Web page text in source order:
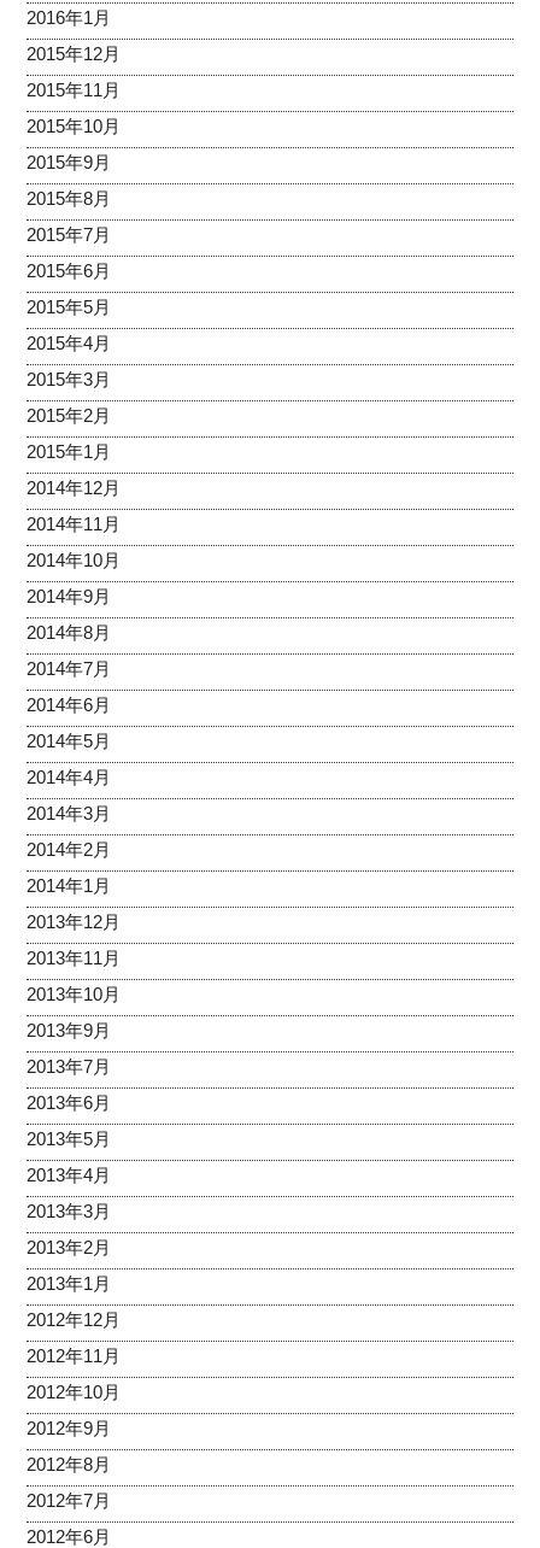
2016年1月
2015年12月
2015年11月
2015年10月
2015年9月
2015年8月
2015年7月
2015年6月
2015年5月
2015年4月
2015年3月
2015年2月
2015年1月
2014年12月
2014年11月
2014年10月
2014年9月
2014年8月
2014年7月
2014年6月
2014年5月
2014年4月
2014年3月
2014年2月
2014年1月
2013年12月
2013年11月
2013年10月
2013年9月
2013年7月
2013年6月
2013年5月
2013年4月
2013年3月
2013年2月
2013年1月
2012年12月
2012年11月
2012年10月
2012年9月
2012年8月
2012年7月
2012年6月